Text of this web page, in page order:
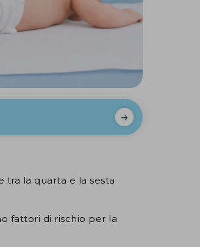
tra la quarta e la sesta
fattori di rischio per la